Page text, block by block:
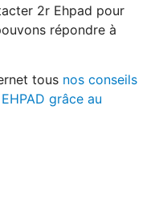
2r Ehpad pour
répondre à
tous nos conseils
grâce au